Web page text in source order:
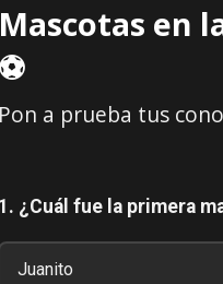
Mascotas en
⚽
Pon a prueba tus
1. ¿Cuál fue la primera
Juanito